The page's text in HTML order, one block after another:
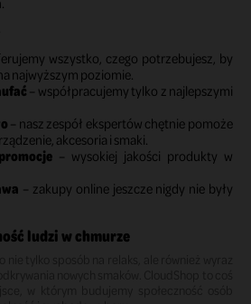
wszystko, czego potrzebujesz, by
najwyższym poziomie.
– współpracujemy tylko z najlepszymi
– nasz zespół ekspertów chętnie pomoże
akcesoria i smaki.
– wysokiej jakości produkty w
– zakupy online jeszcze nigdy nie były
ludzi w chmurze